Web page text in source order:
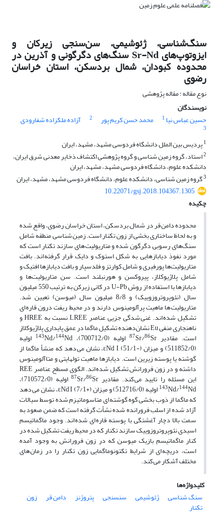
سنگ‌شناسی، ژئوشیمی، سن‌سنجی زیرکان و
ایزوتوپ‌های Sr-Nd سنگ‌های دگرگونی و آذرین در
محدوده کبودان، شمال بردسکن، استان خراسان
رضوی
نوع مقاله : مقاله پژوهشی
نویسندگان
حسین عباس نیا 1 محمد حسن کریم پور 2 آزاده ملکزاده شفارودی
3
1پردیس بین الملل دانشگاه فردوسی مشهد، مشهد، ایران
2استاد، گروه زمین شناسی و گروه پژوهشی اکتشاف ذخایر معدنی شرق ایران،
دانشکده علوم، دانشگاه فردوسی مشهد، مشهد، ایران
3گروه زمین شناسی، دانشکده علوم، دانشگاه فردوسی مشهد، مشهد، ایران
10.22071/gsj.2018.104367.1305
چکیده
محدوده دامن قر در شمال بردسکن، استان خراسان رضوی، واقع شده
و به لحاظ ساختاری بخشی از زون تکنار است. زمین شناسی منطقه شامل
سنگ‌های رسوبی دگرگون شده و متاریولیت های سازند تکنار است که
مورد نفوذ دیابازهایی به شکل استوک و دایک قرار گرفته اند. بافت
متاریولیت‌ها پورفیری و شامل کوارتز و فلدسپار و بافت دیابازها افتیک و
شامل پلاژیوکلاز، پیروکسن و هورنبلند است. سن متاریولیت‌ها و
دیابازها با استفاده از روش U-Pb در کانی زیرکن به ترتیب 550 میلیون
سال (نئوپروتروزوییک) و 8/8 میلیون سال (میوسن) تعیین شد.
متاریولیت ها ماهیت پرآلومینوس دارند و در محیط ریفت درون قاره ای
تشکیل شده اند. غنی شدگی جزیی عناصر LREE نسبت به HREE و
ناهنجاری منفی Eu نشان‌دهنده تشکیل ماگما در عمق پایداری پلاژیوکلاز
است. مقادیر 87Sr/86Sr اولیه (700712/0)، 143Nd/144 Nd اولیه
(511852/0) و میزان εNd I (51/1-)، نشان می دهد که منشأ ماگما از
گوشته یا پوسته زیرین است. دیابازها ماهیت توله‎ایتی و متاآلومینوس
داشته و در زون فرورانش تشکیل شده اند. الگوی مسطح عناصر REE
این مسئله را تایید می کند. مقادیر 87Sr/86Sr اولیه (710572/0)،
143Nd/144 Nd اولیه (512716/0) و میزان εNd I (7/1+)، نشان می دهد
که ماگما از ذوب بخشی گوه گوشته ای متاسوماتیزم شده توسط سیالات
آزاد شده از اسلب فرورانده شده نشأت گرفته است که ضمن صعود به
سمت بالا دچار آغشتگی با پوسته قاره ای شده اند. وجود ماگماتیسم
اسیدی نئوپروتروزوییک سازند تکنار که در محیط ریفت تشکیل شده در
کنار ماگماتیسم بازیک میوسن که در زون فرورانش به وجود آمده
است، دریچه ای از شرایط تکتونوماگمایی زون تکنار را در زمان های
مختلف آشکار می کند.
کلیدواژه‌ها
سنگ شناسی
ژئوشیمی سن‎سنجی پتروژنز دامن قر زون
تکنار